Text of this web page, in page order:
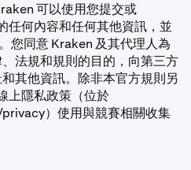
可以使用您提交或
任何內容和任何其他資訊，並
您同意 Kraken 及其代理人為
法規和規則的目的，向第三方
其他資訊。除非本官方規則另
上隱私政策（位於
）使用與競賽相關收集